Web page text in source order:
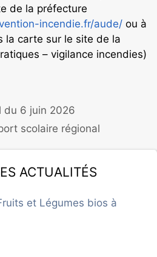
de la préfecture
incendie.fr/aude/ ou à
la carte sur le site de la
– vigilance incendies)
du 6 juin 2026
scolaire régional
actualités
et Légumes bios à